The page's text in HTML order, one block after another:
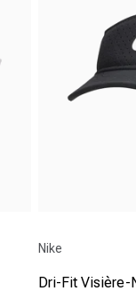
Nike
Dri-Fit Visière-